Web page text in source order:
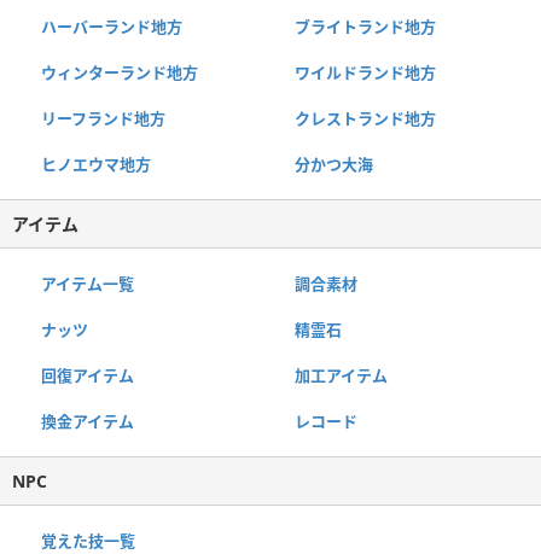
ハーバーランド地方 ブライトランド地方
ウィンターランド地方 ワイルドランド地方
リーフランド地方 クレストランド地方
ヒノエウマ地方 分かつ大海
アイテム
アイテム一覧 調合素材
ナッツ 精霊石
回復アイテム 加工アイテム
換金アイテム レコード
NPC
覚えた技一覧